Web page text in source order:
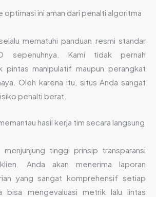
optimasi ini aman dari penalti algoritma
mematuhi panduan resmi standar
sepenuhnya. Kami tidak pernah
pintas manipulatif maupun perangkat
Oleh karena itu, situs Anda sangat
penalti berat.
hasil kerja tim secara langsung
menjunjung tinggi prinsip transparansi
Anda akan menerima laporan
yang sangat komprehensif setiap
bisa mengevaluasi metrik lalu lintas